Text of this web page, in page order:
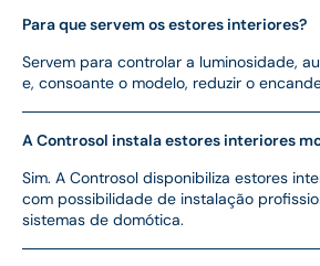
Para que servem os estores interiores?
Servem para controlar a luminosidade,
e, consoante o modelo, reduzir o
A Controsol instala estores interiores
Sim. A Controsol disponibiliza estores
com possibilidade de instalação
sistemas de domótica.